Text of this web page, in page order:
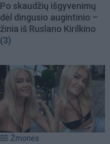
Po skaudžių išgyvenimų
dėl dingusio augintinio –
žinia iš Ruslano Kirilkino
(3)
Žmonės